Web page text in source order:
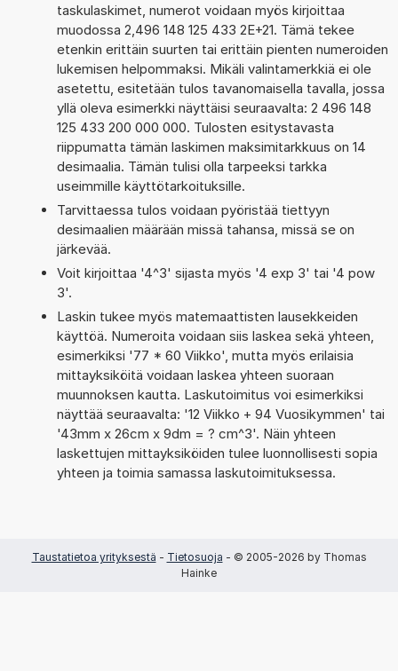
taskulaskimet, numerot voidaan myös kirjoittaa
muodossa 2,496 148 125 433 2E+21. Tämä tekee
etenkin erittäin suurten tai erittäin pienten numeroiden
lukemisen helpommaksi. Mikäli valintamerkkiä ei ole
asetettu, esitetään tulos tavanomaisella tavalla, jossa
yllä oleva esimerkki näyttäisi seuraavalta: 2 496 148
125 433 200 000 000. Tulosten esitystavasta
riippumatta tämän laskimen maksimitarkkuus on 14
desimaalia. Tämän tulisi olla tarpeeksi tarkka
useimmille käyttötarkoituksille.
Tarvittaessa tulos voidaan pyöristää tiettyyn
desimaalien määrään missä tahansa, missä se on
järkevää.
Voit kirjoittaa '4^3' sijasta myös '4 exp 3' tai '4 pow
3'.
Laskin tukee myös matemaattisten lausekkeiden
käyttöä. Numeroita voidaan siis laskea sekä yhteen,
esimerkiksi '77 * 60 Viikko', mutta myös erilaisia
mittayksiköitä voidaan laskea yhteen suoraan
muunnoksen kautta. Laskutoimitus voi esimerkiksi
näyttää seuraavalta: '12 Viikko + 94 Vuosikymmen' tai
'43mm x 26cm x 9dm = ? cm^3'. Näin yhteen
laskettujen mittayksiköiden tulee luonnollisesti sopia
yhteen ja toimia samassa laskutoimituksessa.
Taustatietoa yrityksestä - Tietosuoja - © 2005-2026 by Thomas
Hainke